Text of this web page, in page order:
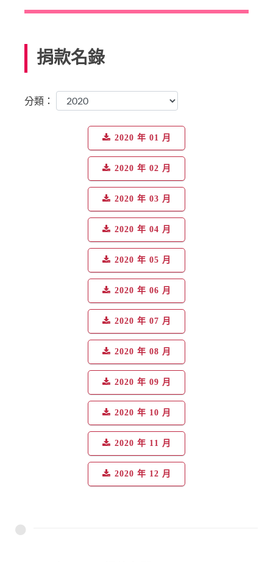
捐款名錄
分類：
2020 年 01 月
2020 年 02 月
2020 年 03 月
2020 年 04 月
2020 年 05 月
2020 年 06 月
2020 年 07 月
2020 年 08 月
2020 年 09 月
2020 年 10 月
2020 年 11 月
2020 年 12 月